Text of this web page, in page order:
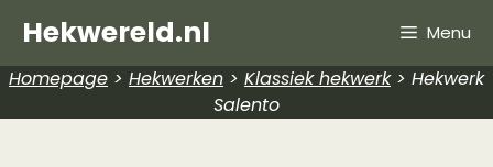
Hekwereld.nl Menu
Homepage > Hekwerken > Klassiek hekwerk> Hekwerk
Salento